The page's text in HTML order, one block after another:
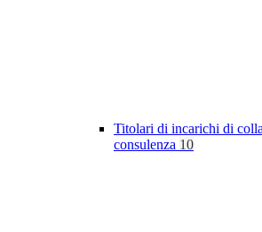
Titolari di incarichi di
consulenza 10